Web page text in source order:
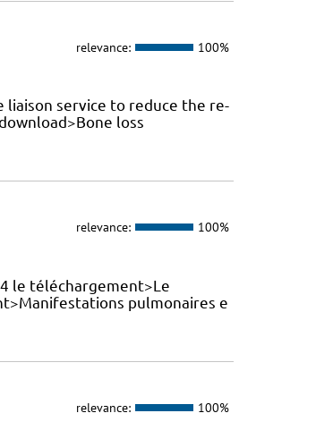
relevance: 100%
service to reduce the re-
loss
relevance: 100%
le téléchargement>Le
pulmonaires e
relevance: 100%